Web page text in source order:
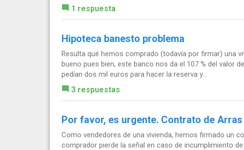
1 respuesta
Hipoteca banesto problema
Resulta qué hemos comprado (todavía por firmar) una
bueno pues bien, este banco nos da el 107 % del valor
pedían dos mil euros para hacer la reserva y...
3 respuestas
Por favor, es urgente. Contrato de Arras
Como vendedores de una vivienda, hemos firmado un
comprador pierde la señal en caso de incumplimiento